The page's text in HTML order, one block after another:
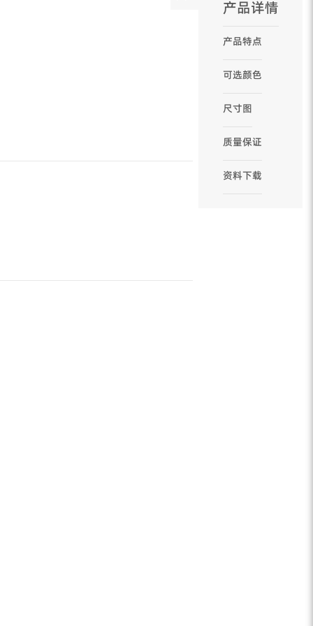
产品详情
产品特点
可选颜色
尺寸图
质量保证
资料下载